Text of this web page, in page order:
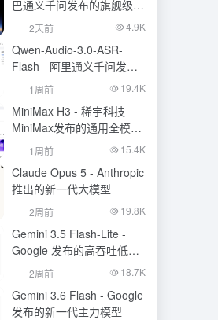
巴通义千问发布的旗舰级大
模型2天前 4.9K
Qwen-Audio-3.0-ASR-
Flash - 阿里通义千问发布
的语音识别大模型
1周前 19.4K
MiniMax H3 - 稀宇科技
MiniMax发布的通用全模态
生成模型
1周前 15.4K
Claude Opus 5 - Anthropic
推出的新一代大模型
2周前 19.8K
Gemini 3.5 Flash-Lite -
Google 发布的高吞吐低成
本模型
2周前 18.7K
Gemini 3.6 Flash - Google
发布的新一代主力模型